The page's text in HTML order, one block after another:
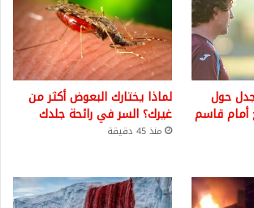
حول
قاسم
لماذا يختارك البعوض أكثر من
غيرك؟ السر في رائحة جلدك
منذ 45 دقيقة